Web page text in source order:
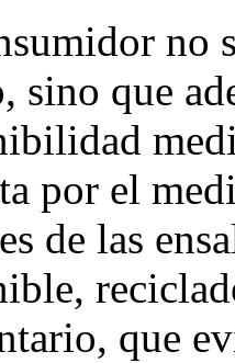
no
sino que
por el
de las
que